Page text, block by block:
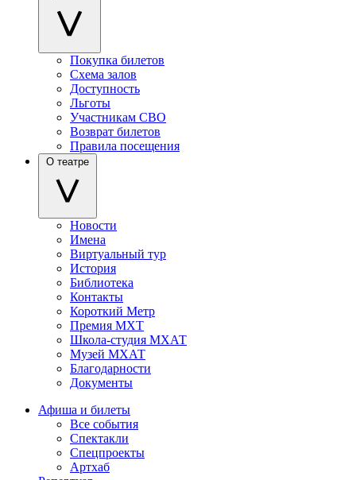
Покупка билетов
Схема залов
Доступность
Льготы
Участникам СВО
Возврат билетов
Правила посещения
О театре
Новости
Имена
Виртуальный тур
История
Библиотека
Контакты
Короткий Метр
Премия МХТ
Школа-студия МХАТ
Музей МХАТ
Благодарности
Документы
Афиша и билеты
Все события
Спектакли
Спецпроекты
Артхаб